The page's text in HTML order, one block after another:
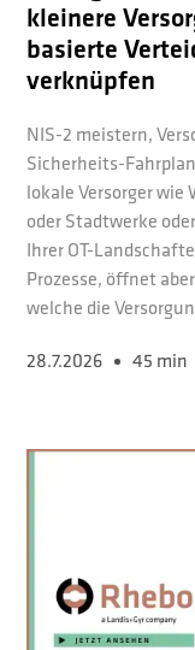
kleinere
basierte
verknüpfen
NIS-2 meistern,
Sicherheits-
lokale Versorger
oder Stadtwerke
Ihrer OT-
Prozesse, öffnet
welche die
28.7.2026 45 min